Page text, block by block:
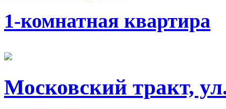
1-комнатная квартира
Московский тракт,